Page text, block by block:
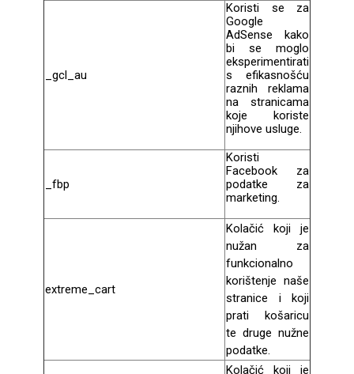
_gcl_au
Koristi se za
Google
AdSense kako
bi se moglo
eksperimentirati
s efikasnošću
raznih reklama
na stranicama
koje koriste
njihove usluge.
_fbp
Koristi
Facebook za
podatke za
marketing.
extreme_cart
Kolačić koji je
nužan za
funkcionalno
korištenje naše
stranice i koji
prati košaricu
te druge nužne
podatke.
Kolačić koji je
Citati & Stihovi
MarbleMania
Crtani filmovi